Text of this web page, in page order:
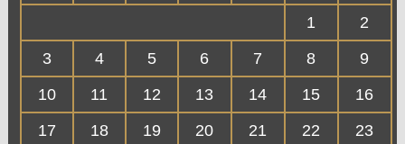
1
2
3
4 5 6 7 8
9
10
11 12 13 14 15
16
17
18 19 20 21 22
23